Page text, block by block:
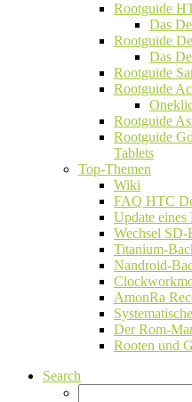
Rootguide
Das
Rootguide
Das
Rootguide
Rootguide
Rootguide
Rootguide
Tablets
Top-Themen
Wiki
FAQ HTC
Update eines
Wechsel
Titanium-
Nandroid-
AmonRa
Der Rom-
Rooten und
Search